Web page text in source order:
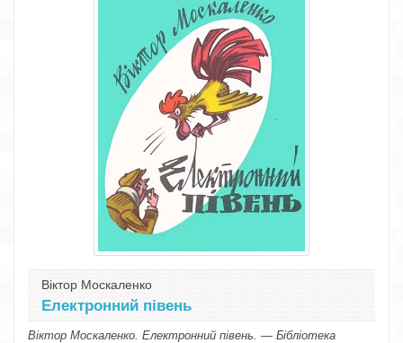
Віктор Москаленко
Електронний півень
Віктор Москаленко. Електронний півень. — Бібліотека